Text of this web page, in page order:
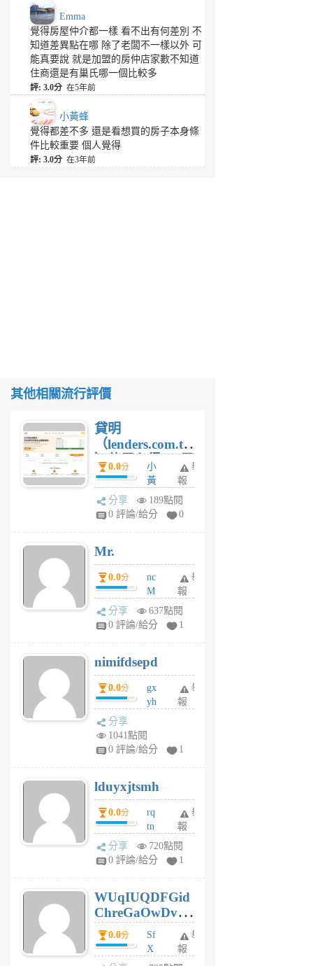
Emma
覺得房屋仲介都一樣 看不出有何差別 不
知道差異點在哪 除了老闆不一樣以外 可
能真要說 就是加盟的房仲店家數不知道
住商還是有巢氏哪一個比較多
評: 3.0分 在5年前
小黃蜂
覺得都差不多 還是看想買的房子本身條
件比較重要 個人覺得
評: 3.0分 在3年前
其他相關流行評價
貸明
（lenders.com.tw
）使用心得 — 民
間貸款比較平台
體驗
0.0分
小
黃
蜂
1
舉
報
分享
189點閱
0 評論/給分
0
Mr.
0.0分
nc
M
U
F
U
5
個
月
舉
報
分享
637點閱
0 評論/給分
1
nimifdsepd
0.0分
gx
yh
jl
月
前
舉
報
分享
1041點閱
0 評論/給分
1
lduyxjtsmh
0.0分
rq
tn
jt
gl
個
月
前
舉
報
分享
720點閱
0 評論/給分
1
WUqIUQDFGid
ChreGaOwDv
dY0.0分
Sf
X
Pe
舉
報